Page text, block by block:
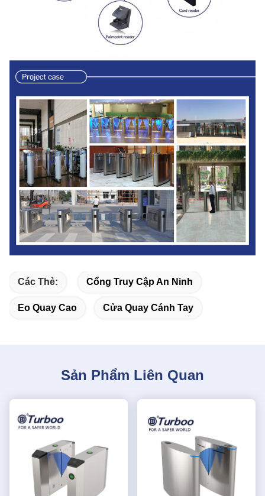
Các Thẻ: Cổng Truy Cập An Ninh
Eo Quay Cao Cửa Quay Cánh Tay
Sản Phẩm Liên Quan